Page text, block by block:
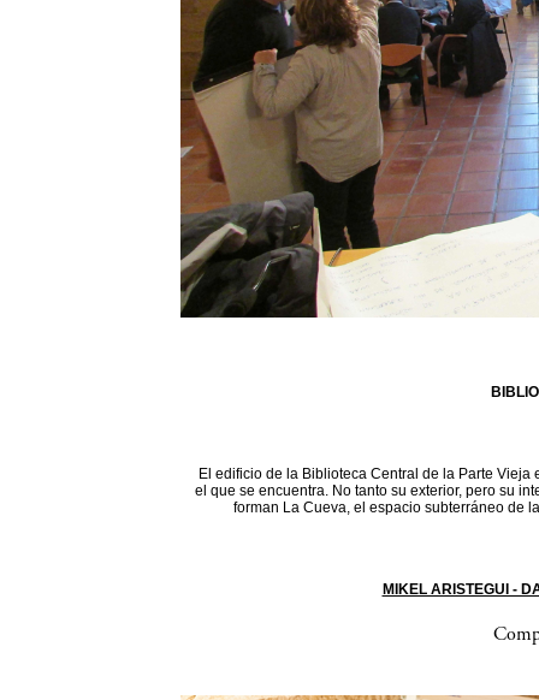
El edificio de la Biblioteca Central de la Parte
el que se encuentra. No tanto su exterior, pero su
forman La Cueva, el espacio subterráneo de
MIKEL ARISTEGUI -